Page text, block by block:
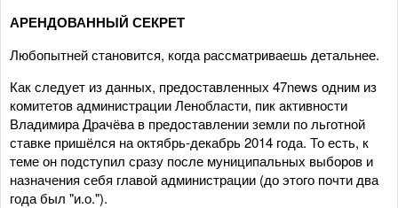
АРЕНДОВАННЫЙ СЕКРЕТ
Любопытней становится, когда рассматриваешь детальнее.
Как следует из данных, предоставленных 47news одним из
комитетов администрации Ленобласти, пик активности
Владимира Драчёва в предоставлении земли по льготной
ставке пришёлся на октябрь-декабрь 2014 года. То есть, к
теме он подступил сразу после муниципальных выборов и
назначения себя главой администрации (до этого почти два
года был "и.о.").